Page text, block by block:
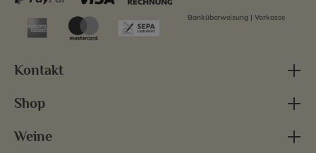
Shop
Weine
Banküberweisung | Vorkasse
Kontakt